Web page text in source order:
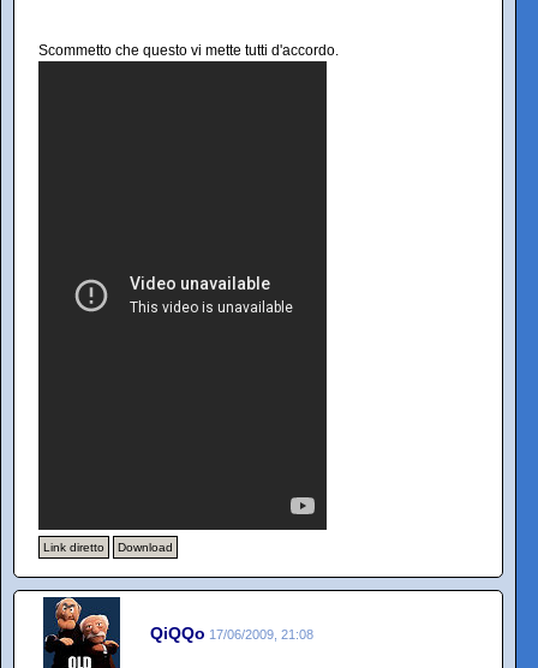
Scommetto che questo vi mette tutti d'accordo.
Link diretto Download
QiQQo 17/06/2009, 21:08